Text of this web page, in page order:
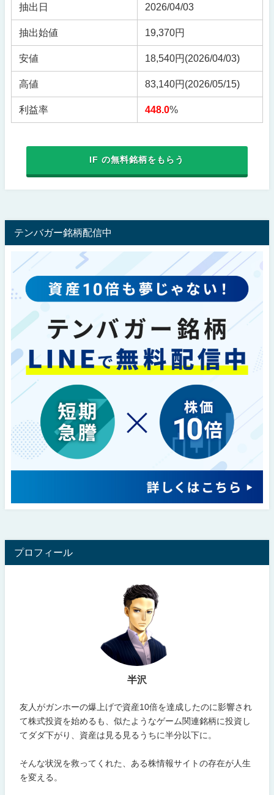
抽出日 2026/04/03
抽出始値 19,370円
安値 18,540円 (2026/04/03)
高値 83,140円 (2026/05/15)
利益率 448.0%
IF の無料銘柄をもらう
テンバガー銘柄配信中
プロフィール
半沢
友人がガンホーの爆上げで資産10倍を達成したのに影響され
て株式投資を始めるも、似たようなゲーム関連銘柄に投資し
てダダ下がり、資産は見る見るうちに半分以下に。
そんな状況を救ってくれた、ある株情報サイトの存在が人生
を変える。